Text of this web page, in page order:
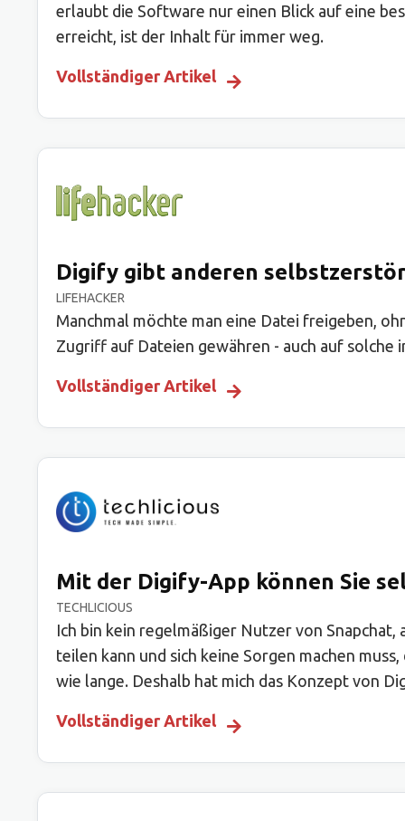
erlaubt die Software nur einen Blick auf eine
erreicht, ist der Inhalt für immer weg.
Vollständiger Artikel
Digify gibt anderen
LIFEHACKER
Manchmal möchte man eine Datei freigeben,
Zugriff auf Dateien gewähren - auch auf solche
Vollständiger Artikel
Mit der Digify-App können Sie
TECHLICIOUS
Ich bin kein regelmäßiger Nutzer von
teilen kann und sich keine Sorgen machen
wie lange. Deshalb hat mich das Konzept von
Vollständiger Artikel